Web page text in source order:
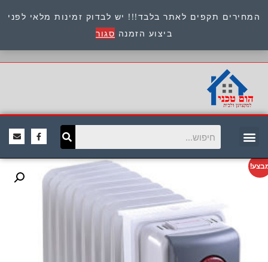
המחירים תקפים לאתר בלבד!!! יש לבדוק זמינות מלאי לפני
ביצוע הזמנה סגור
כתובת : היוזמים 9 אור יהודה שירות לקוחות 054-
8945722